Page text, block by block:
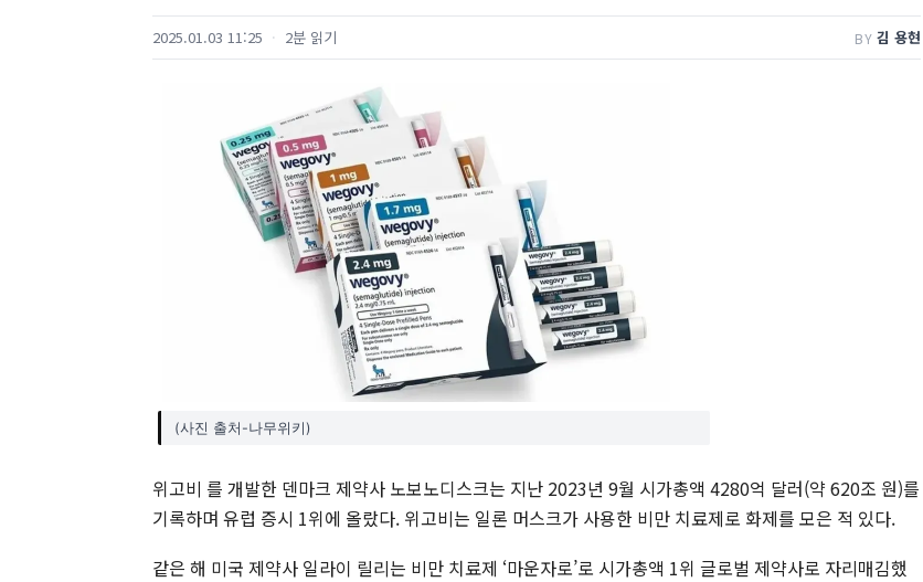
2025.01.03 11:25 2분 읽기 BY 김 용현
(사진 출처-나무위키)
위고비 를 개발한 덴마크 제약사 노보노디스크는 지난 2023년 9월 시가총액 4280억 달러(약 620조 원)를
기록하며 유럽 증시 1위에 올랐다. 위고비는 일론 머스크가 사용한 비만 치료제로 화제를 모은 적 있다.
같은 해 미국 제약사 일라이 릴리는 비만 치료제 ‘마운자로’로 시가총액 1위 글로벌 제약사로 자리매김했